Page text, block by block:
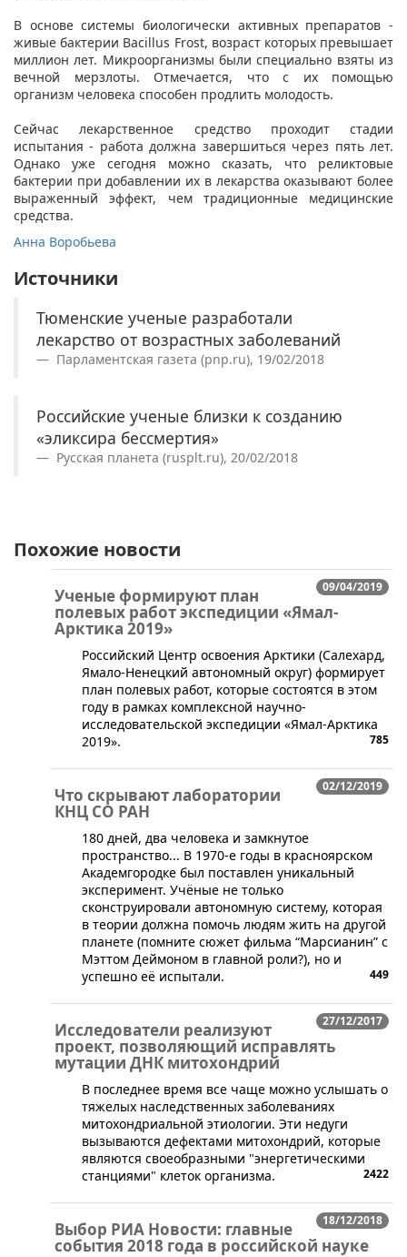
В основе системы биологически активных препаратов -
живые бактерии Bacillus Frost, возраст которых превышает
миллион лет. Микроорганизмы были специально взяты из
вечной мерзлоты. Отмечается, что с их помощью
организм человека способен продлить молодость.
Сейчас лекарственное средство проходит стадии
испытания - работа должна завершиться через пять лет.
Однако уже сегодня можно сказать, что реликтовые
бактерии при добавлении их в лекарства оказывают более
выраженный эффект, чем традиционные медицинские
средства.
Анна Воробьева
Источники
Тюменские ученые разработали
лекарство от возрастных заболеваний
Парламентская газета (pnp.ru), 19/02/2018
Российские ученые близки к созданию
«эликсира бессмертия»
Русская планета (rusplt.ru), 20/02/2018
Похожие новости
09/04/2019
Ученые формируют план
полевых работ экспедиции «Ямал-
Арктика 2019»
Российский Центр освоения Арктики (Салехард,
Ямало-Ненецкий автономный округ) формирует
план полевых работ, которые состоятся в этом
году в рамках комплексной научно-
исследовательской экспедиции «Ямал-Арктика
2019».
785
02/12/2019
Что скрывают лаборатории
КНЦ СО РАН
180 дней, два человека и замкнутое
пространство... В 1970-е годы в красноярском
Академгородке был поставлен уникальный
эксперимент. Учёные не только
сконструировали автономную систему, которая
в теории должна помочь людям жить на другой
планете (помните сюжет фильма “Марсианин” с
Мэттом Деймоном в главной роли?), но и
успешно её испытали.
449
27/12/2017
Исследователи реализуют
проект, позволяющий исправлять
мутации ДНК митохондрий
​В последнее время все чаще можно услышать о
тяжелых наследственных заболеваниях
митохондриальной этиологии. Эти недуги
вызываются дефектами митохондрий, которые
являются своеобразными "энергетическими
станциями" клеток организма.
2422
18/12/2018
Выбор РИА Новости: главные
события 2018 года в российской науке